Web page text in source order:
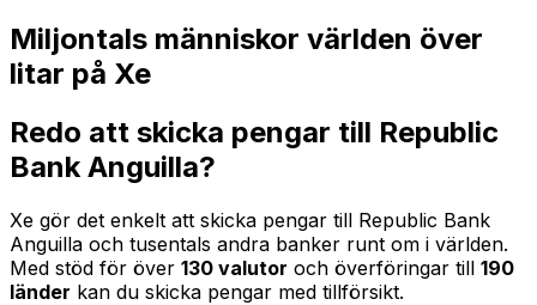
Miljontals människor världen över
litar på Xe
Redo att skicka pengar till Republic
Bank Anguilla?
Xe gör det enkelt att skicka pengar till Republic Bank
Anguilla och tusentals andra banker runt om i världen.
Med stöd för över 130 valutor och överföringar till 190
länder kan du skicka pengar med tillförsikt.